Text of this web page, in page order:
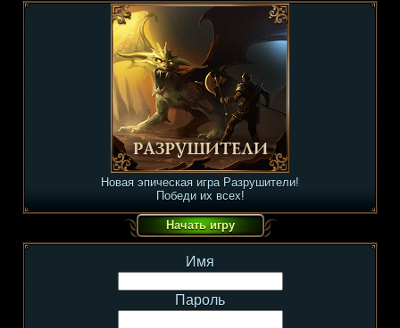
Новая эпическая игра Разрушители!
Победи их всех!
Имя
Пароль